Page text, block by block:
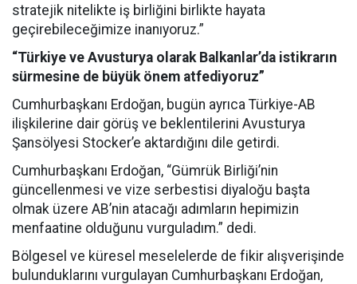
stratejik nitelikte iş birliğini birlikte hayata
geçirebileceğimize inanıyoruz.”
“Türkiye ve Avusturya olarak Balkanlar’da istikrarın
sürmesine de büyük önem atfediyoruz”
Cumhurbaşkanı Erdoğan, bugün ayrıca Türkiye-AB
ilişkilerine dair görüş ve beklentilerini Avusturya
Şansölyesi Stocker’e aktardığını dile getirdi.
Cumhurbaşkanı Erdoğan, “Gümrük Birliği’nin
güncellenmesi ve vize serbestisi diyaloğu başta
olmak üzere AB’nin atacağı adımların hepimizin
menfaatine olduğunu vurguladım.” dedi.
Bölgesel ve küresel meselelerde de fikir alışverişinde
bulunduklarını vurgulayan Cumhurbaşkanı Erdoğan,